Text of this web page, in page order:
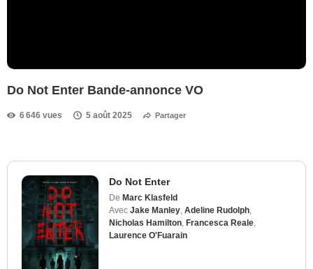
Do Not Enter Bande-annonce VO
6 646 vues 5 août 2025 Partager
Do Not Enter
De Marc Klasfeld
Avec Jake Manley Adeline Rudolph
Nicholas Hamilton Francesca Reale
Laurence O'Fuarain